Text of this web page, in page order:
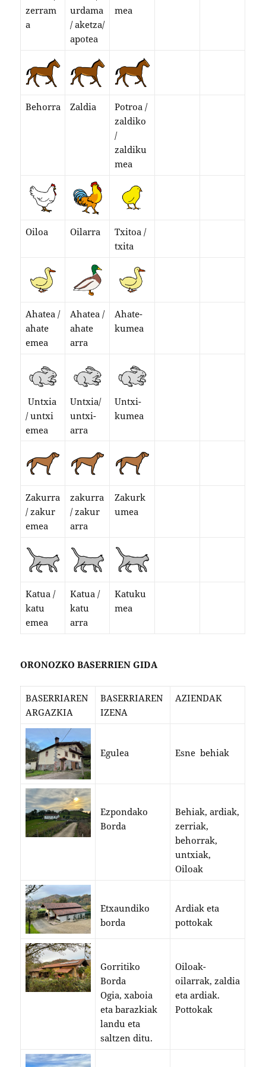
zerram
a
urdama
/ aketza/
apotea
mea
Behorra Zaldia
Potroa /
zaldiko
/
zaldiku
mea
Oiloa Oilarra
Txitoa /
txita
Ahatea /
ahate
emea
Ahatea /
ahate
arra
Ahate-
kumea
Untxia
/ untxi
emea
Untxia/
untxi-
arra
Untxi-
kumea
Zakurra
/ zakur
emea
zakurra
/ zakur
arra
Zakurk
umea
Katua /
katu
emea
Katua /
katu
arra
Katuku
mea
ORONOZKO BASERRIEN GIDA
BASERRIAREN
ARGAZKIA
BASERRIAREN
IZENA
AZIENDAK
Egulea Esne behiak
Ezpondako
Borda
Behiak, ardiak,
zerriak,
behorrak,
untxiak,
Oiloak
Etxaundiko
borda
Ardiak eta
pottokak
Gorritiko
Borda
Ogia, xaboia
eta barazkiak
landu eta
saltzen ditu.
Oiloak-
oilarrak, zaldia
eta ardiak.
Pottokak